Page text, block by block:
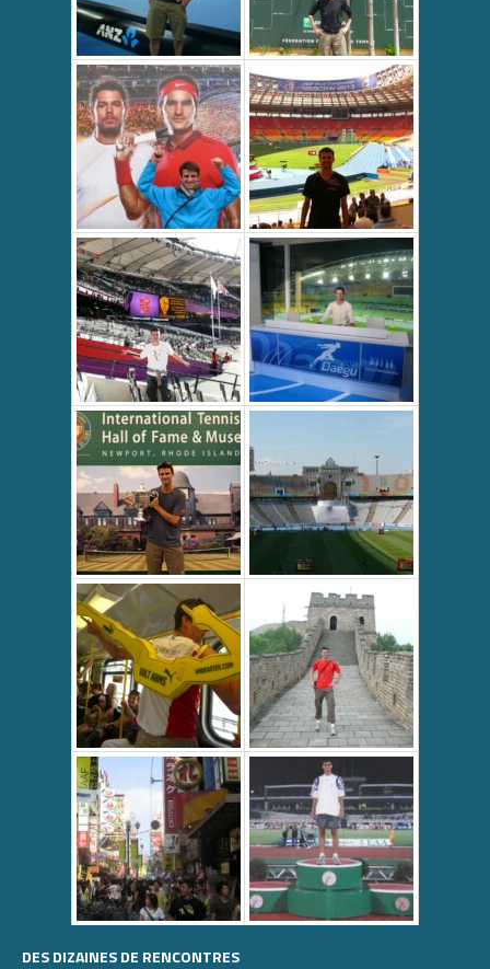
DES DIZAINES DE RENCONTRES